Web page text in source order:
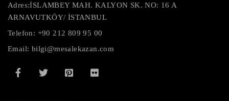
Adres:İSLAMBEY MAH. KALYON SK. NO: 16 A
ARNAVUTKÖY/ İSTANBUL
Telefon: +90 212 809 95 00
Email: bilgi@mesalekazan.com